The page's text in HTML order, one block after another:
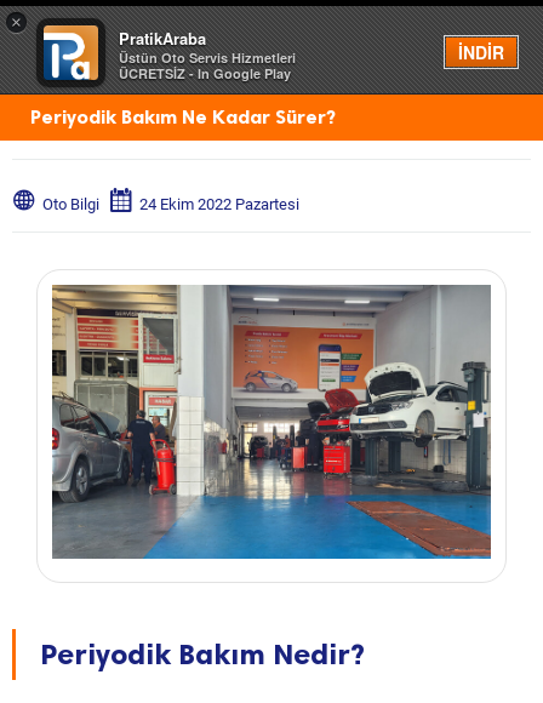
×
PratikAraba
Üstün Oto Servis Hizmetleri
ÜCRETSİZ - In Google Play
İNDİR
Menü
Periyodik Bakım Ne Kadar Sürer?
Oto Bilgi 24 Ekim 2022 Pazartesi
Periyodik Bakım Nedir?